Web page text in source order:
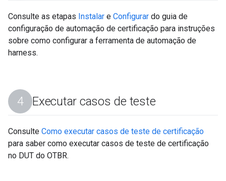
Consulte as etapas Instalar e Configurar do guia de
configuração de automação de certificação para instruções
sobre como configurar a ferramenta de automação de
harness.
Executar casos de teste
Consulte Como executar casos de teste de certificação
para saber como executar casos de teste de certificação
no DUT do OTBR.